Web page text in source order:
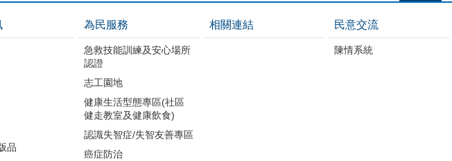
品
為民服務
急救技能訓練及安心場所
認證
志工園地
健康生活型態專區(社區
健走教室及健康飲食)
認識失智症/失智友善專區
癌症防治
相關連結 民意交流
陳情系統